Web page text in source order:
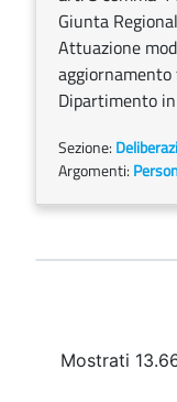
Giunta
Attuazione
Dipartimento
Sezione:
Argomenti:
Mostrati